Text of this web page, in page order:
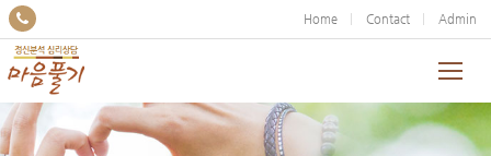
Home Contact Admin